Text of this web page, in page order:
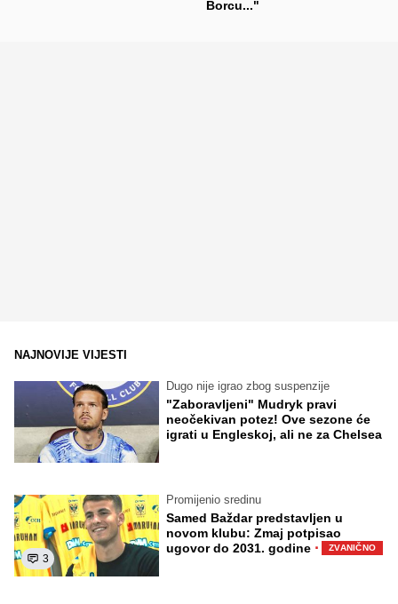
Borcu..."
NAJNOVIJE VIJESTI
Dugo nije igrao zbog suspenzije
"Zaboravljeni" Mudryk pravi
neočekivan potez! Ove sezone će
igrati u Engleskoj, ali ne za Chelsea
3
Promijenio sredinu
Samed Baždar predstavljen u
novom klubu: Zmaj potpisao
ugovor do 2031. godine · ZVANIČNO